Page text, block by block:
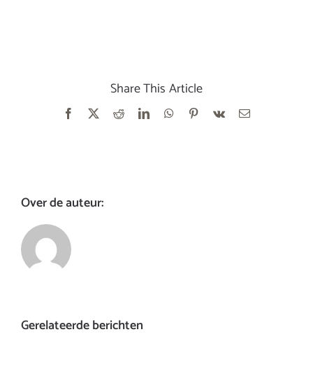
Share This Article
Facebook RedditLinkedInWhatsApp
Pinterest
Vk
E-
Over de auteur:
Gerelateerde berichten